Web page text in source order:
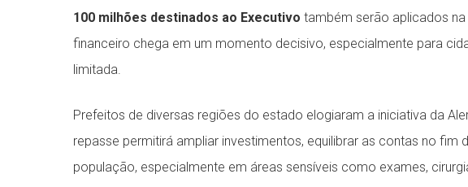
100 milhões destinados ao Executivo também serão aplicados
financeiro chega em um momento decisivo, especialmente para
limitada.
Prefeitos de diversas regiões do estado elogiaram a iniciativa da
repasse permitirá ampliar investimentos, equilibrar as contas no fim
população, especialmente em áreas sensíveis como exames,